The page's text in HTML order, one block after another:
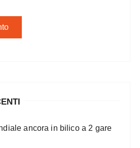
ancora in bilico a 2 gare